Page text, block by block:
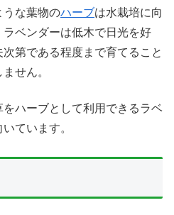
うな葉物のハーブは水栽培に向
ベンダーは低木で日光を好
第である程度まで育てること
せん。
ハーブとして利用できるラベ
ています。